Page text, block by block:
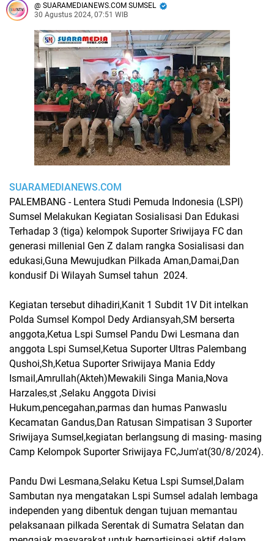
SUARAMEDIANEWS.COM SUMSEL
30 Agustus 2024, 07:51 WIB
SUARAMEDIANEWS.COM
PALEMBANG - Lentera Studi Pemuda Indonesia (LSPI)
Sumsel Melakukan Kegiatan Sosialisasi Dan Edukasi
Terhadap 3 (tiga) kelompok Suporter Sriwijaya FC dan
generasi millenial Gen Z dalam rangka Sosialisasi dan
edukasi,Guna Mewujudkan Pilkada Aman,Damai,Dan
kondusif Di Wilayah Sumsel tahun 2024.
Kegiatan tersebut dihadiri,Kanit 1 Subdit 1V Dit intelkan
Polda Sumsel Kompol Dedy Ardiansyah,SM berserta
anggota,Ketua Lspi Sumsel Pandu Dwi Lesmana dan
anggota Lspi Sumsel,Ketua Suporter Ultras Palembang
Qushoi,Sh,Ketua Suporter Sriwijaya Mania Eddy
Ismail,Amrullah(Akteh)Mewakili Singa Mania,Nova
Harzales,st ,Selaku Anggota Divisi
Hukum,pencegahan,parmas dan humas Panwaslu
Kecamatan Gandus,Dan Ratusan Simpatisan 3 Suporter
Sriwijaya Sumsel,kegiatan berlangsung di masing- masing
Camp Kelompok Suporter Sriwijaya FC,Jum'at(30/8/2024).
Pandu Dwi Lesmana,Selaku Ketua Lspi Sumsel,Dalam
Sambutan nya mengatakan Lspi Sumsel adalah lembaga
independen yang dibentuk dengan tujuan memantau
pelaksanaan pilkada Serentak di Sumatra Selatan dan